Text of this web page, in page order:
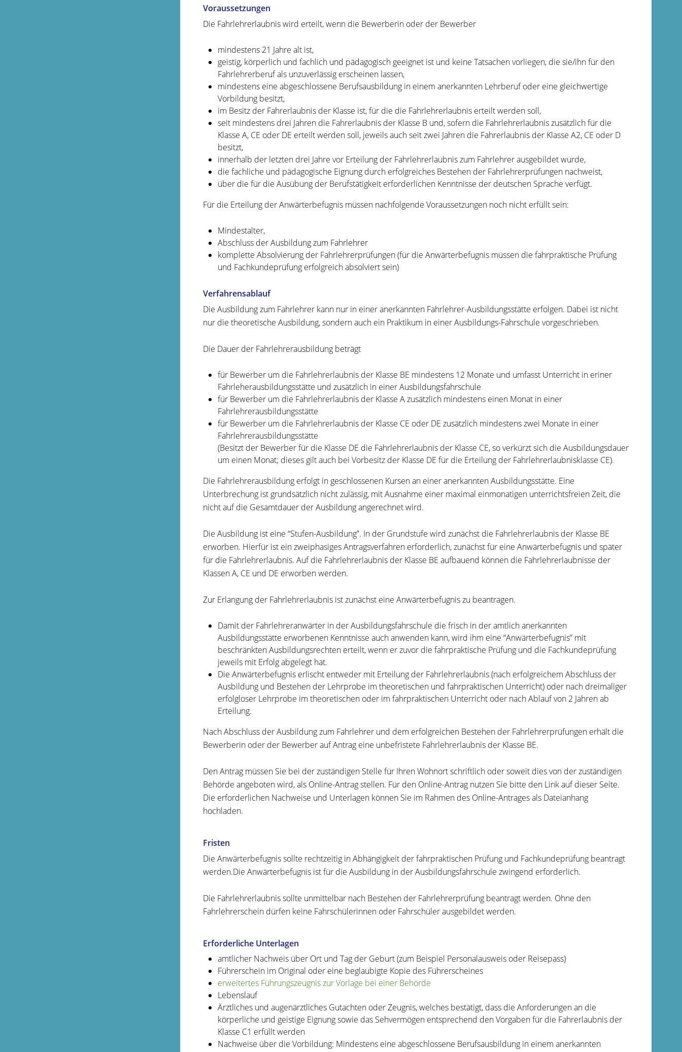
Voraussetzungen
Die Fahrlehrerlaubnis wird erteilt, wenn die Bewerberin oder der Bewerber
mindestens 21 Jahre alt ist,
geistig, körperlich und fachlich und pädagogisch geeignet ist und keine Tatsachen vorliegen, die sie/ihn für den
Fahrlehrerberuf als unzuverlässig erscheinen lassen,
mindestens eine abgeschlossene Berufsausbildung in einem anerkannten Lehrberuf oder eine gleichwertige
Vorbildung besitzt,
im Besitz der Fahrerlaubnis der Klasse ist, für die die Fahrlehrerlaubnis erteilt werden soll,
seit mindestens drei Jahren die Fahrerlaubnis der Klasse B und, sofern die Fahrlehrerlaubnis zusätzlich für die
Klasse A, CE oder DE erteilt werden soll, jeweils auch seit zwei Jahren die Fahrerlaubnis der Klasse A2, CE oder D
besitzt,
innerhalb der letzten drei Jahre vor Erteilung der Fahrlehrerlaubnis zum Fahrlehrer ausgebildet wurde,
die fachliche und pädagogische Eignung durch erfolgreiches Bestehen der Fahrlehrerprüfungen nachweist,
über die für die Ausübung der Berufstätigkeit erforderlichen Kenntnisse der deutschen Sprache verfügt.
Für die Erteilung der Anwärterbefugnis müssen nachfolgende Voraussetzungen noch nicht erfüllt sein:
Mindestalter,
Abschluss der Ausbildung zum Fahrlehrer
komplette Absolvierung der Fahrlehrerprüfungen (für die Anwärterbefugnis müssen die fahrpraktische Prüfung
und Fachkundeprüfung erfolgreich absolviert sein)
Verfahrensablauf
Die Ausbildung zum Fahrlehrer kann nur in einer anerkannten Fahrlehrer-Ausbildungsstätte erfolgen. Dabei ist nicht
nur die theoretische Ausbildung, sondern auch ein Praktikum in einer Ausbildungs-Fahrschule vorgeschrieben.
Die Dauer der Fahrlehrerausbildung beträgt
für Bewerber um die Fahrlehrerlaubnis der Klasse BE mindestens 12 Monate und umfasst Unterricht in eriner
Fahrleherausbildungsstätte und zusätzlich in einer Ausbildungsfahrschule
für Bewerber um die Fahrlehrerlaubnis der Klasse A zusätzlich mindestens einen Monat in einer
Fahrlehrerausbildungsstätte
für Bewerber um die Fahrlehrerlaubnis der Klasse CE oder DE zusätzlich mindestens zwei Monate in einer
Fahrlehrerausbildungsstätte
(Besitzt der Bewerber für die Klasse DE die Fahrlehrerlaubnis der Klasse CE, so verkürzt sich die Ausbildungsdauer
um einen Monat; dieses gilt auch bei Vorbesitz der Klasse DE für die Erteilung der Fahrlehrerlaubnisklasse CE).
Die Fahrlehrerausbildung erfolgt in geschlossenen Kursen an einer anerkannten Ausbildungsstätte. Eine
Unterbrechung ist grundsätzlich nicht zulässig, mit Ausnahme einer maximal einmonatigen unterrichtsfreien Zeit, die
nicht auf die Gesamtdauer der Ausbildung angerechnet wird.
Die Ausbildung ist eine “Stufen-Ausbildung”. In der Grundstufe wird zunächst die Fahrlehrerlaubnis der Klasse BE
erworben. Hierfür ist ein zweiphasiges Antragsverfahren erforderlich, zunächst für eine Anwärterbefugnis und später
für die Fahrlehrerlaubnis. Auf die Fahrlehrerlaubnis der Klasse BE aufbauend können die Fahrlehrerlaubnisse der
Klassen A, CE und DE erworben werden.
Zur Erlangung der Fahrlehrerlaubnis ist zunächst eine Anwärterbefugnis zu beantragen.
Damit der Fahrlehreranwärter in der Ausbildungsfahrschule die frisch in der amtlich anerkannten
Ausbildungsstätte erworbenen Kenntnisse auch anwenden kann, wird ihm eine “Anwärterbefugnis” mit
beschränkten Ausbildungsrechten erteilt, wenn er zuvor die fahrpraktische Prüfung und die Fachkundeprüfung
jeweils mit Erfolg abgelegt hat.
Die Anwärterbefugnis erlischt entweder mit Erteilung der Fahrlehrerlaubnis (nach erfolgreichem Abschluss der
Ausbildung und Bestehen der Lehrprobe im theoretischen und fahrpraktischen Unterricht) oder nach dreimaliger
erfolgloser Lehrprobe im theoretischen oder im fahrpraktischen Unterricht oder nach Ablauf von 2 Jahren ab
Erteilung.
Nach Abschluss der Ausbildung zum Fahrlehrer und dem erfolgreichen Bestehen der Fahrlehrerprüfungen erhält die
Bewerberin oder der Bewerber auf Antrag eine unbefristete Fahrlehrerlaubnis der Klasse BE.
Den Antrag müssen Sie bei der zuständigen Stelle für Ihren Wohnort schriftlich oder soweit dies von der zuständigen
Behörde angeboten wird, als Online-Antrag stellen. Für den Online-Antrag nutzen Sie bitte den Link auf dieser Seite.
Die erforderlichen Nachweise und Unterlagen können Sie im Rahmen des Online-Antrages als Dateianhang
hochladen.
Fristen
Die Anwärterbefugnis sollte rechtzeitig in Abhängigkeit der fahrpraktischen Prüfung und Fachkundeprüfung beantragt
werden.Die Anwärterbefugnis ist für die Ausbildung in der Ausbildungsfahrschule zwingend erforderlich.
Die Fahrlehrerlaubnis sollte unmittelbar nach Bestehen der Fahrlehrerprüfung beantragt werden. Ohne den
Fahrlehrerschein dürfen keine Fahrschülerinnen oder Fahrschüler ausgebildet werden.
Erforderliche Unterlagen
amtlicher Nachweis über Ort und Tag der Geburt (zum Beispiel Personalausweis oder Reisepass)
Führerschein im Original oder eine beglaubigte Kopie des Führerscheines
erweitertes Führungszeugnis zur Vorlage bei einer Behörde
Lebenslauf
Ärztliches und augenärztliches Gutachten oder Zeugnis, welches bestätigt, dass die Anforderungen an die
körperliche und geistige Eignung sowie das Sehvermögen entsprechend den Vorgaben für die Fahrerlaubnis der
Klasse C1 erfüllt werden
Nachweise über die Vorbildung: Mindestens eine abgeschlossene Berufsausbildung in einem anerkannten